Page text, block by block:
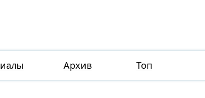
Архив Топ